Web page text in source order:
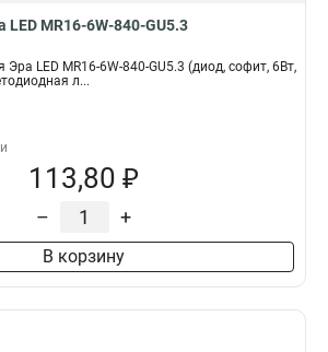
LED MR16-6W-840-GU5.3
LED MR16-6W-840-GU5.3 (диод, софит, 6Вт,
л...
113,80 ₽
– +
В корзину